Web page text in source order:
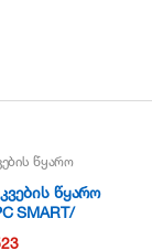
წყარო
წყარო
SMART/